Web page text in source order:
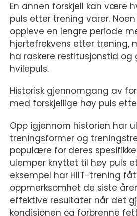
En annen forskjell kan være
puls etter trening varer.
oppleve en lengre periode
hjertefrekvens etter trening,
ha raskere restitusjonstid og
hvilepuls.
Historisk gjennomgang av
med forskjellige høy puls
Opp igjennom historien har
treningsformer og
populære for deres
ulemper knyttet til høy puls
eksempel har HIIT-trening
oppmerksomhet de siste
effektive resultater når det
kondisjonen og forbrenne